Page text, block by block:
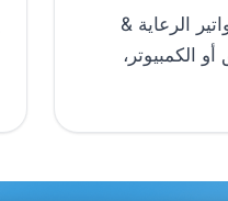
الرعاية &
الكمبيوتر،